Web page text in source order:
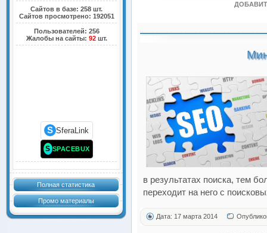
Сайтов в базе: 258 шт.
Сайтов просмотрено: 192051
Пользователей: 256
Жалобы на сайты: 92шт.
S SferaLink
S SPACEBUX
Полная статистика
Промо материалы
в результатах поиска, тем
переходит на него с
Дата: 17 марта 2014